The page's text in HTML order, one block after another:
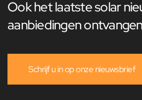
Ook het laatste solar
aanbiedingen
Schrijf u in op onze nieuwsbrief